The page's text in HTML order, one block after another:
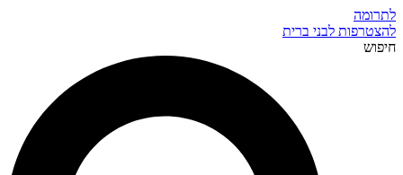
לתרומה
להצטרפות לבני ברית
חיפוש